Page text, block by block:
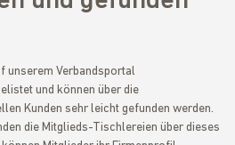
unserem Verbandsportal
und können über die
Kunden sehr leicht gefunden werden.
die Mitglieds-Tischlereien über dieses